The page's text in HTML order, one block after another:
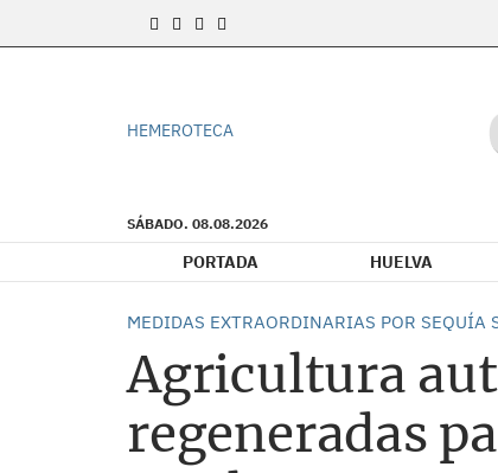
HEMEROTECA
SÁBADO. 08.08.2026
PORTADA HUELVA
MEDIDAS EXTRAORDINARIAS POR SEQUÍA
Agricultura
regeneradas